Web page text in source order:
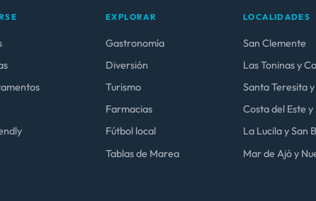
EXPLORAR
Gastronomía
Diversión
Turismo
Farmacias
Fútbol local
Tablas de Marea
LOCALIDADES
San Clemente
Las Toninas y
Santa Teresita
Costa del Este
La Lucila y San
Mar de Ajó y